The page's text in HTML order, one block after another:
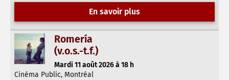
En savoir plus
Romería
(v.o.s.-t.f.)
Mardi 11 août 2026 à 18 h
Cinéma Public, Montréal